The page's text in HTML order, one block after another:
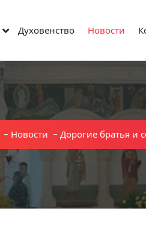
Духовенство Новости
- Новости - Дорогие братья и